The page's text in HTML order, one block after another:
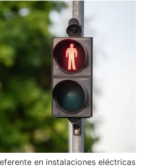
en instalaciones eléctricas